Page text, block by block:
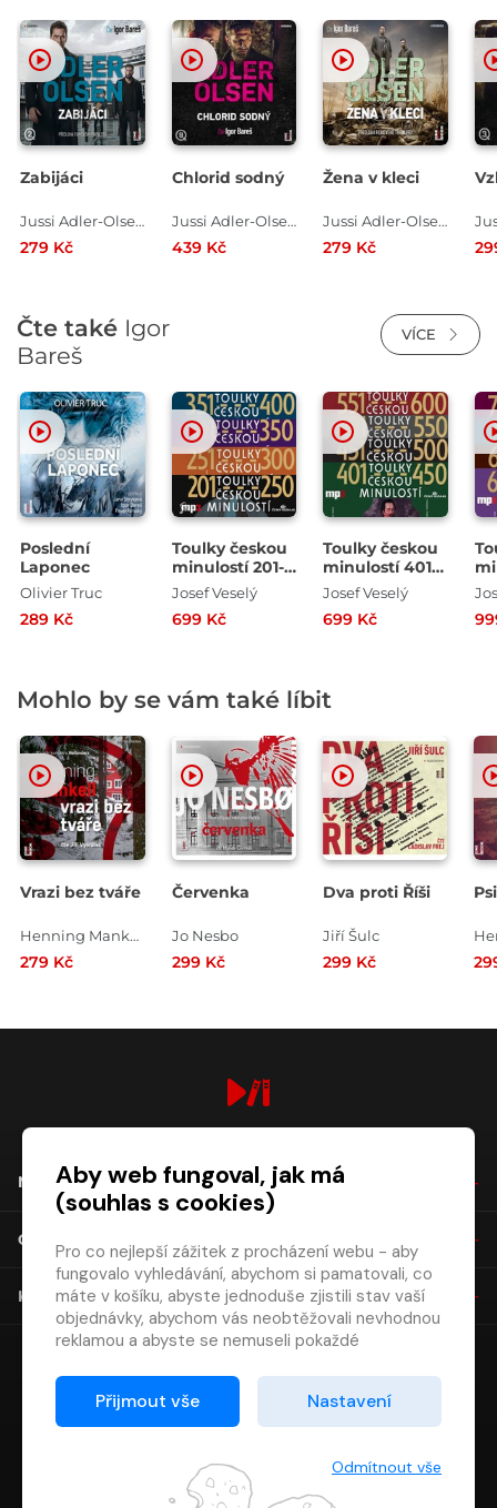
Zabijáci
Jussi Adler-Olsen
279 Kč
Chlorid sodný
Jussi Adler-Olsen
439 Kč
Žena v kleci
Jussi Adler-Olsen
279 Kč
Čte také Igor
Bareš
VÍCE
Poslední
Laponec
Olivier Truc
289 Kč
Toulky českou
minulostí 201-
400
Josef Veselý
699 Kč
Toulky českou
minulostí 401-
600
Josef Veselý
699 Kč
Mohlo by se vám také líbit
Vrazi bez tváře
Henning Mankell
279 Kč
Červenka
Jo Nesbo
299 Kč
Dva proti Říši
Jiří Šulc
299 Kč
NÁKUP
O SPOLEČNOSTI
KONTAKT
Aby web fungoval, jak má
(souhlas s cookies)
Pro co nejlepší zážitek z procházení webu - aby
fungovalo vyhledávání, abychom si pamatovali, co
máte v košíku, abyste jednoduše zjistili stav vaší
objednávky, abychom vás neobtěžovali nevhodnou
reklamou a abyste se nemuseli pokaždé
Proto od vás potřebujeme souhlas se
zpracováním souborů cookies
Děkujeme, že nám ho dáte a pomůžete nám tak
Přijmout vše Nastavení
Odmítnout vše